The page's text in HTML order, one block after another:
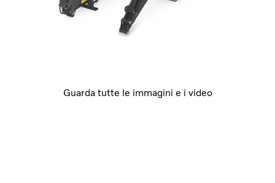
Guarda tutte le immagini e i video